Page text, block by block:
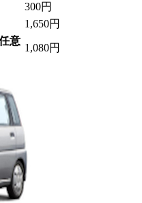
300円
1,650円
意
1,080円